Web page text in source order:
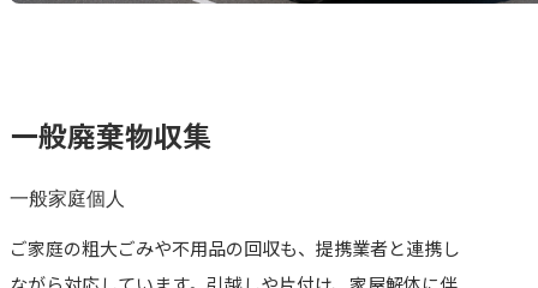
一般廃棄物収集
一般家庭個人
ご家庭の粗大ごみや不用品の回収も、提携業者と連携し